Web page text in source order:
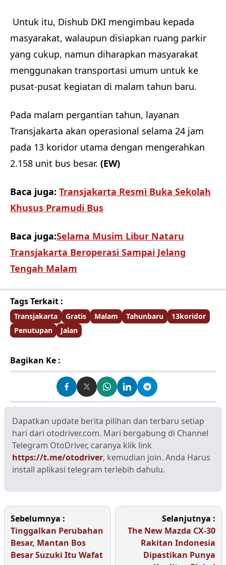
Untuk itu, Dishub DKI mengimbau kepada
masyarakat, walaupun disiapkan ruang parkir
yang cukup, namun diharapkan masyarakat
menggunakan transportasi umum untuk ke
pusat-pusat kegiatan di malam tahun baru.
Pada malam pergantian tahun, layanan
Transjakarta akan operasional selama 24 jam
pada 13 koridor utama dengan mengerahkan
2.158 unit bus besar. (EW)
Baca juga: Transjakarta Resmi Buka Sekolah
Khusus Pramudi Bus
Baca juga:Selama Musim Libur Nataru
Transjakarta Beroperasi Sampai Jelang
Tengah Malam
Tags Terkait :
Transjakarta Gratis Malam Tahunbaru
13koridor
Penutupan
Jalan
Bagikan Ke :
Dapatkan update berita pilihan dan terbaru setiap
hari dari otodriver.com. Mari bergabung di Channel
Telegram OtoDriver, caranya klik link
https://t.me/otodriver, kemudian join. Anda Harus
install aplikasi telegram terlebih dahulu.
Sebelumnya :
Tinggalkan Perubahan
Besar, Mantan Bos
Besar Suzuki Itu Wafat
Selanjutnya :
The New Mazda CX-30
Rakitan Indonesia
Dipastikan Punya